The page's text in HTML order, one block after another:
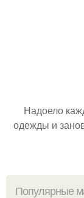
Надоело
одежды и
Популярные